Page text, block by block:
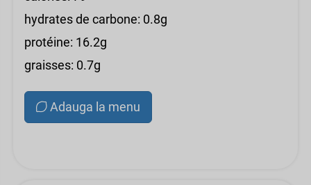
hydrates de carbone: 0.8g
protéine: 16.2g
graisses: 0.7g
Adauga la menu